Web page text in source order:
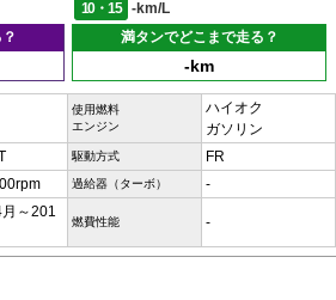
10・15
-km/L
満タンでどこまで走る？
-km
使用燃料
エンジン
ハイオク
ガソリン
駆動方式 FR
過給器（ターボ） -
～201
燃費性能 -